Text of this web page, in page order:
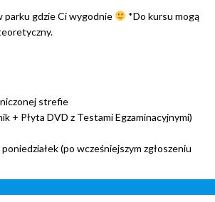
parku gdzie Ci wygodnie
*Do kursu mogą
strefie
+ Płyta DVD z Testami Egzaminacyjnymi)
(po wcześniejszym zgłoszeniu